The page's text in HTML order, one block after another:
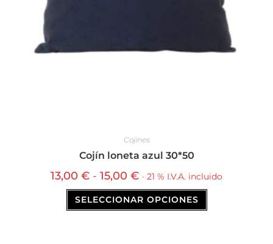
Cojines
Cojín loneta azul 30*50
13,00 € - 15,00 € · 21 % I.V.A. incluido
SELECCIONAR OPCIONES